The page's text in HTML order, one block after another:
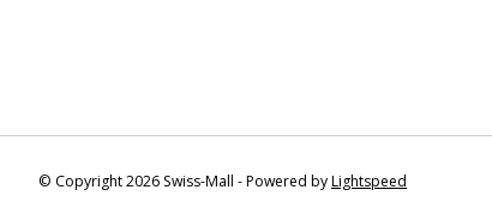
© Copyright 2026 Swiss-Mall - Powered byLightspeed